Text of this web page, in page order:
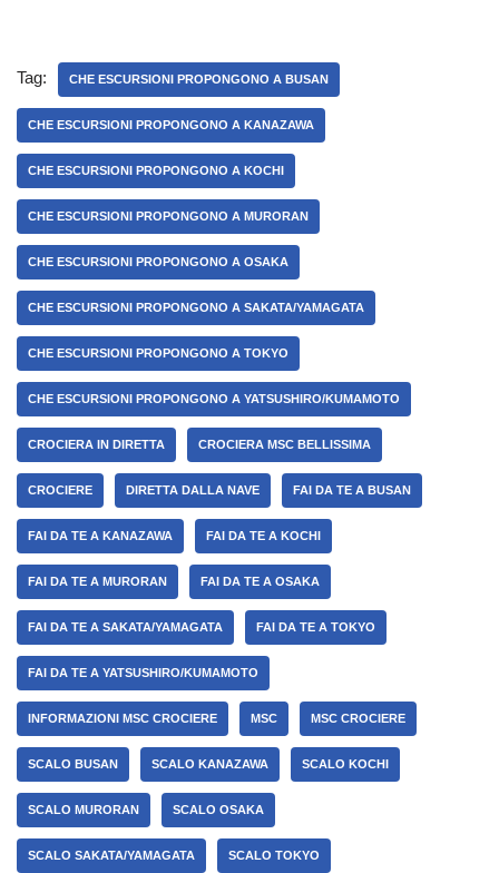
Tag: CHE ESCURSIONI PROPONGONO A BUSAN
CHE ESCURSIONI PROPONGONO A KANAZAWA
CHE ESCURSIONI PROPONGONO A KOCHI
CHE ESCURSIONI PROPONGONO A MURORAN
CHE ESCURSIONI PROPONGONO A OSAKA
CHE ESCURSIONI PROPONGONO A SAKATA/YAMAGATA
CHE ESCURSIONI PROPONGONO A TOKYO
CHE ESCURSIONI PROPONGONO A YATSUSHIRO/KUMAMOTO
CROCIERA IN DIRETTA CROCIERA MSC BELLISSIMA
CROCIERE DIRETTA DALLA NAVE FAI DA TE A BUSAN
FAI DA TE A KANAZAWA FAI DA TE A KOCHI
FAI DA TE A MURORAN FAI DA TE A OSAKA
FAI DA TE A SAKATA/YAMAGATA FAI DA TE A TOKYO
FAI DA TE A YATSUSHIRO/KUMAMOTO
INFORMAZIONI MSC CROCIERE MSC MSC CROCIERE
SCALO BUSAN SCALO KANAZAWA SCALO KOCHI
SCALO MURORAN SCALO OSAKA
SCALO SAKATA/YAMAGATA SCALO TOKYO